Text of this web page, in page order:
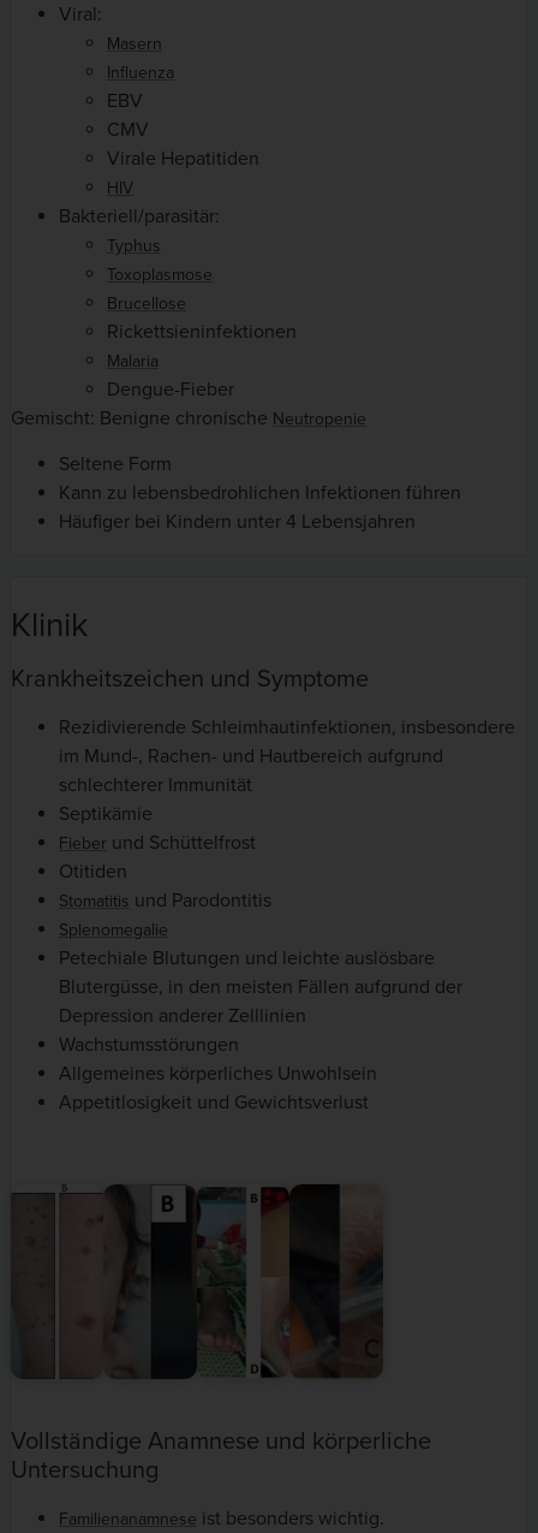
Viral:
Masern
Influenza
EBV
CMV
Virale Hepatitiden
HIV
Bakteriell/parasitär:
Typhus
Toxoplasmose
Brucellose
Rickettsieninfektionen
Malaria
Dengue-Fieber
Gemischt: Benigne chronische Neutropenie
Seltene Form
Kann zu lebensbedrohlichen Infektionen führen
Häufiger bei Kindern unter 4 Lebensjahren
Klinik
Krankheitszeichen und Symptome
Rezidivierende Schleimhautinfektionen, insbesondere
im Mund-, Rachen- und Hautbereich aufgrund
schlechterer Immunität
Septikämie
Fieber und Schüttelfrost
Otitiden
Stomatitis und Parodontitis
Splenomegalie
Petechiale Blutungen und leichte auslösbare
Blutergüsse, in den meisten Fällen aufgrund der
Depression anderer Zelllinien
Wachstumsstörungen
Allgemeines körperliches Unwohlsein
Appetitlosigkeit und Gewichtsverlust
Vollständige Anamnese und körperliche
Untersuchung
Familienanamnese ist besonders wichtig.